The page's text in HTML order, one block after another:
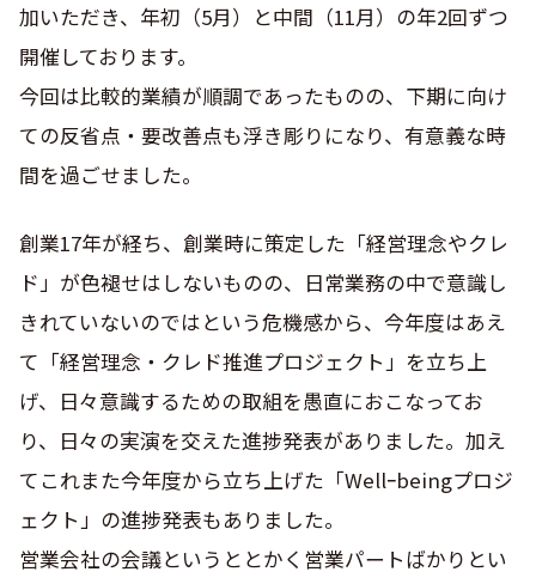
加いただき、年初（5月）と中間（11月）の年2回ずつ
開催しております。
今回は比較的業績が順調であったものの、下期に向け
ての反省点・要改善点も浮き彫りになり、有意義な時
間を過ごせました。
創業17年が経ち、創業時に策定した「経営理念やクレ
ド」が色褪せはしないものの、日常業務の中で意識し
きれていないのではという危機感から、今年度はあえ
て「経営理念・クレド推進プロジェクト」を立ち上
げ、日々意識するための取組を愚直におこなってお
り、日々の実演を交えた進捗発表がありました。加え
てこれまた今年度から立ち上げた「Wellｰbeingプロジ
ェクト」の進捗発表もありました。
営業会社の会議というととかく営業パートばかりとい